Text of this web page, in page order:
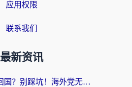
应用权限
联系我们
最新资讯
NordVPN翻墙回国？别踩坑！海外党无缝访问国内资源的真实指南